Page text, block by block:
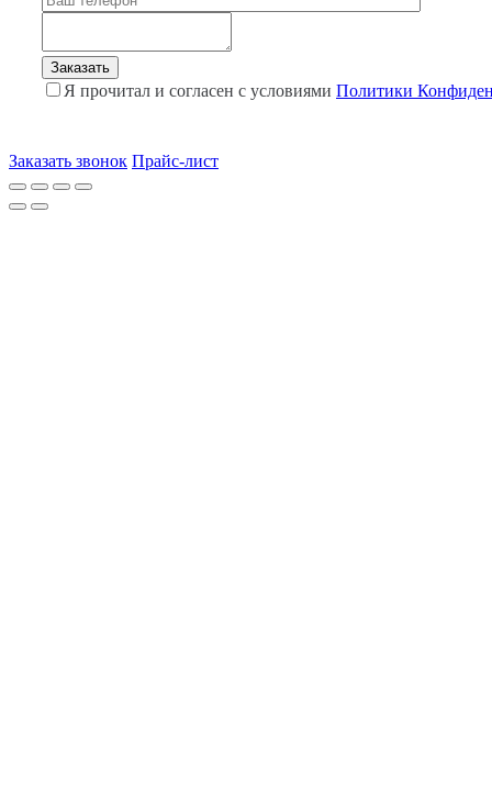
Я прочитал и согласен с условиями Политики
Заказать звонок Прайс-лист